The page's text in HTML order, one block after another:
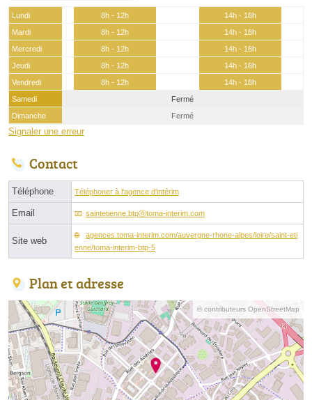
Lundi 8h - 12h
14h - 18h
Mardi
8h - 12h
14h - 18h
Mercredi
8h - 12h
14h - 18h
Jeudi
8h - 12h
14h - 18h
Vendredi
8h - 12h
14h - 18h
Samedi
Fermé
Dimanche
Fermé
Signaler une erreur
Contact
Téléphone Téléphoner à l'agence d'intérim
Email saintetienne.btpⓐtoma-interim.com
Site web
agences.toma-interim.com/auvergne-rhone-alpes/loire/saint-eti
enne/toma-interim-btp-5
Plan et adresse
© contributeurs OpenStreetMap